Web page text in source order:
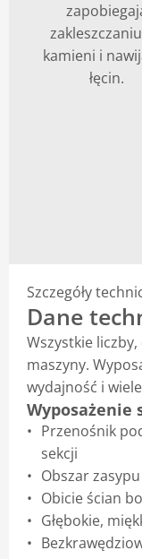
kamieni i
łęcin.
Szczegóły
Dane
Wszystkie
maszyny.
wydajność i
Wyposażenie
Przenośnik
sekcji
Obszar
Obicie ścian
Głębokie,